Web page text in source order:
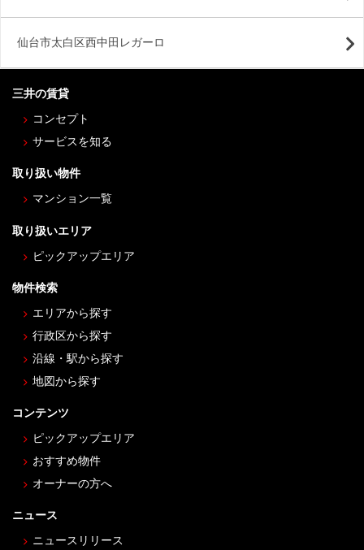
仙台市太白区西中田レガーロ
三井の賃貸
コンセプト
サービスを知る
取り扱い物件
マンション一覧
取り扱いエリア
ピックアップエリア
物件検索
エリアから探す
行政区から探す
沿線・駅から探す
地図から探す
コンテンツ
ピックアップエリア
おすすめ物件
オーナーの方へ
ニュース
ニュースリリース